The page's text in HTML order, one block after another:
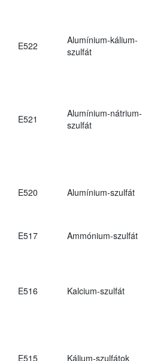
E522
Alumínium-kálium-
szulfát
E521
Alumínium-nátrium-
szulfát
E520 Alumínium-szulfát
E517
Ammónium-szulfát
E516 Kalcium-szulfát
E515 Kálium-szulfátok